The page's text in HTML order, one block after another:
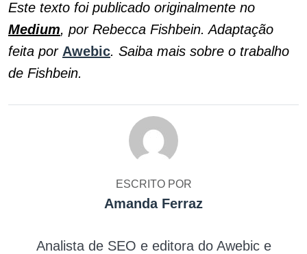
Este texto foi publicado originalmente no
Medium, por Rebecca Fishbein. Adaptação
feita por Awebic. Saiba mais sobre o trabalho
de Fishbein.
ESCRITO POR
Amanda Ferraz
Analista de SEO e editora do Awebic e